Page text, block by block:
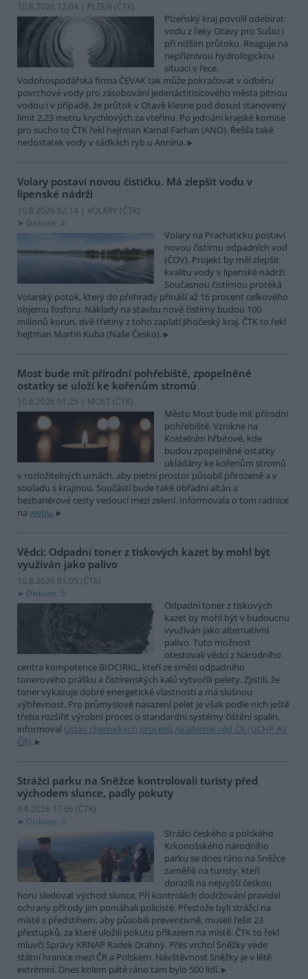
10.8.2026 12:04 | PLZEŇ (ČTK)
Plzeňský kraj povolil odebírat
vodu z řeky Otavy pro Sušici i
při nižším průtoku. Reaguje na
nepříznivou hydrologickou
situaci v řece.
Vodohospodářská firma ČEVAK tak může pokračovat v odběru
povrchové vody pro zásobování jedenáctitisícového města pitnou
vodou i v případě, že průtok v Otavě klesne pod dosud stanovený
limit 2,23 metru krychlových za vteřinu. Po jednání krajské komise
pro sucho to ČTK řekl hejtman Kamal Farhan (ANO). Řešila také
nedostatek vody v sádkách ryb u Annína.
Volary postaví novou čističku. Má zlepšit vodu v
lipenské nádrži
10.8.2026 02:14 | VOLARY (ČTK)
Diskuse: 4
Volary na Prachaticku postaví
novou čistírnu odpadních vod
(ČOV). Projekt by měl zlepšit
kvalitu vody v lipenské nádrži.
Současnou čistírnou protéká
Volarský potok, který do přehrady přináší až 16 procent celkového
objemu fosforu. Náklady na stavbu nové čistírny budou 100
milionů korun, dvě třetiny z toho zaplatí Jihočeský kraj. ČTK to řekl
hejtman Martin Kuba (Naše Česko).
Most bude mít přírodní pohřebiště, zpopelněné
ostatky se uloží ke kořenům stromů
10.8.2026 01:25 | MOST (ČTK)
Město Most bude mít přírodní
pohřebiště. Vznikne na
Kostelním hřbitově, kde
budou zpopelněné ostatky
ukládány ke kořenům stromů
v rozložitelných urnách, aby pietní prostor působil přirozeně a v
souladu s krajinou. Součástí bude také obřadní altán a
bezbariérové cesty vedoucí mezi zelení. Informovala o tom radnice
na webu.
Vědci: Odpadní toner z tiskových kazet by mohl být
využíván jako palivo
10.8.2026 01:05 (ČTK)
Diskuse: 5
Odpadní toner z tiskových
kazet by mohl být v budoucnu
využíván jako alternativní
palivo. Tuto možnost
otestovali vědci z Národního
centra kompetence BIOCIRKL, kteří ze směsi odpadního
tonerového prášku a čistírenských kalů vytvořili pelety. Zjistili, že
toner vykazuje dobré energetické vlastnosti a má slušnou
výhřevnost. Pro průmyslové nasazení pelet je však podle nich ještě
třeba rozšířit výrobní proces o standardní systémy čištění spalin,
informoval Ústav chemických procesů Akademie věd ČR (ÚCHP AV
ČR).
Strážci parku na Sněžce kontrolovali turisty před
východem slunce, padly pokuty
9.8.2026 17:06 (ČTK)
Diskuse: 3
Strážci českého a polského
Krkonošského národního
parku se dnes ráno na Sněžce
zaměřili na turisty, kteří
dorazili na nejvyšší českou
horu sledovat východ slunce. Při kontrolách dodržování pravidel
ochrany přírody jim pomáhali policisté. Přestože byli strážci na
místě s předstihem, aby působili preventivně, museli řešit 23
přestupků, za které uložili pokutu příkazem na místě. ČTK to řekl
mluvčí Správy KRNAP Radek Drahný. Přes vrchol Sněžky vede
státní hranice mezi ČR a Polskem. Návštěvnost Sněžky je v létě
extrémní. Dnes kolem páté ráno tam bylo 500 lidí.